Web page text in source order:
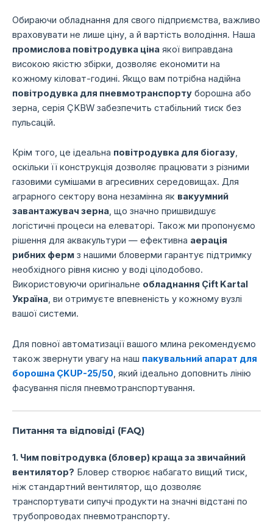
Обираючи обладнання для свого підприємства, важливо
враховувати не лише ціну, а й вартість володіння. Наша
промислова повітродувка ціна якої виправдана
високою якістю збірки, дозволяє економити на
кожному кіловат-годині. Якщо вам потрібна надійна
повітродувка для пневмотранспорту борошна або
зерна, серія ÇKBW забезпечить стабільний тиск без
пульсацій.
Крім того, це ідеальна повітродувка для біогазу,
оскільки її конструкція дозволяє працювати з різними
газовими сумішами в агресивних середовищах. Для
аграрного сектору вона незамінна як вакуумний
завантажувач зерна, що значно пришвидшує
логістичні процеси на елеваторі. Також ми пропонуємо
рішення для аквакультури — ефективна аерація
рибних ферм з нашими бловерми гарантує підтримку
необхідного рівня кисню у воді цілодобово.
Використовуючи оригінальне обладнання Çift Kartal
Україна, ви отримуєте впевненість у кожному вузлі
вашої системи.
Для повної автоматизації вашого млина рекомендуємо
також звернути увагу на наш пакувальний апарат для
борошна ÇKUP-25/50, який ідеально доповнить лінію
фасування після пневмотранспортування.
Питання та відповіді (FAQ)
1. Чим повітродувка (бловер) краща за звичайний
вентилятор? Бловер створює набагато вищий тиск,
ніж стандартний вентилятор, що дозволяє
транспортувати сипучі продукти на значні відстані по
трубопроводах пневмотранспорту.